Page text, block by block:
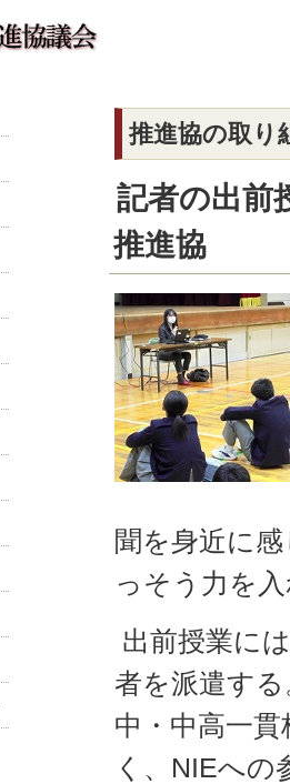
推進協の取り
記者の出前
推進協
聞を身近に
っそう力を
出前授業に
者を派遣す
中・中高一
く、NIEへの